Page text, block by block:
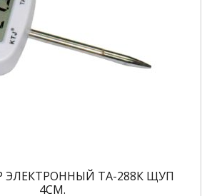
ЭЛЕКТРОННЫЙ ТА-288К ЩУП
4СМ.